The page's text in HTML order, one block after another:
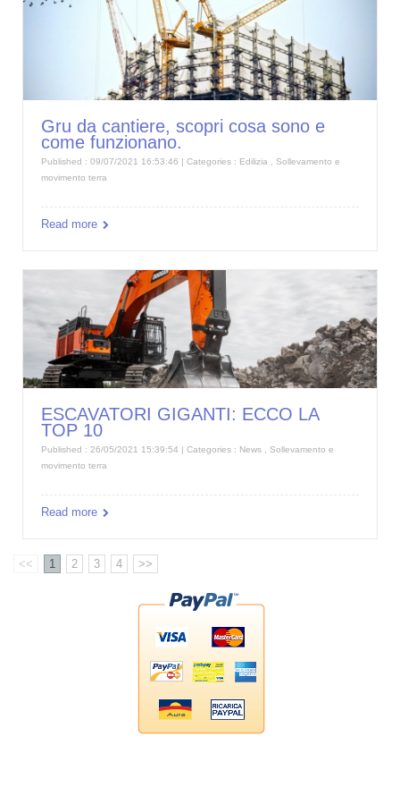
Gru da cantiere, scopri cosa sono e
come funzionano.
Published : 09/07/2021 16:53:46 | Categories : Edilizia
Sollevamento e
movimento terra
Read more
ESCAVATORI GIGANTI: ECCO LA
TOP 10
Published : 26/05/2021 15:39:54 | Categories : News
Sollevamento e
movimento terra
Read more
<< 1 2 3 4 >>